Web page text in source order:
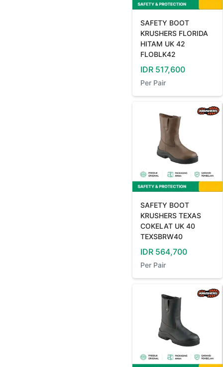
SAFETY BOOT
KRUSHERS FLORIDA
HITAM UK 42
FLOBLK42
IDR 517,600
Per Pair
SAFETY BOOT
KRUSHERS TEXAS
COKELAT UK 40
TEXSBRW40
IDR 564,700
Per Pair